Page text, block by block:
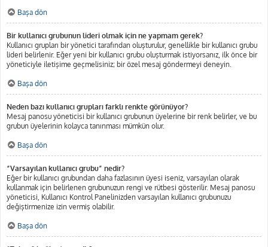
Başa dön
Bir kullanıcı grubunun lideri olmak için ne yapmam gerek?
Kullanıcı grupları bir yönetici tarafından oluşturulur, genellikle bir kullanıcı grubu
lideri belirlenir. Eğer yeni bir kullanıcı grubu oluşturmak istiyorsanız, ilk önce bir
yöneticiyle iletişime geçmelisiniz; bir özel mesaj göndermeyi deneyin.
Başa dön
Neden bazı kullanıcı grupları farklı renkte görünüyor?
Mesaj panosu yöneticisi bir kullanıcı grubunun üyelerine bir renk belirler, ve bu
grubun üyelerinin kolayca tanınması mümkün olur.
Başa dön
“Varsayılan kullanıcı grubu” nedir?
Eğer bir kullanıcı grubundan daha fazlasının üyesi iseniz, varsayılan olarak
kullanmak için belirlenen grubunuzun rengi ve rütbesi gösterilir. Mesaj panosu
yöneticisi, Kullanıcı Kontrol Panelinizden varsayılan kullanıcı grubunuzu
değiştirmenize izin vermiş olabilir.
Başa dön